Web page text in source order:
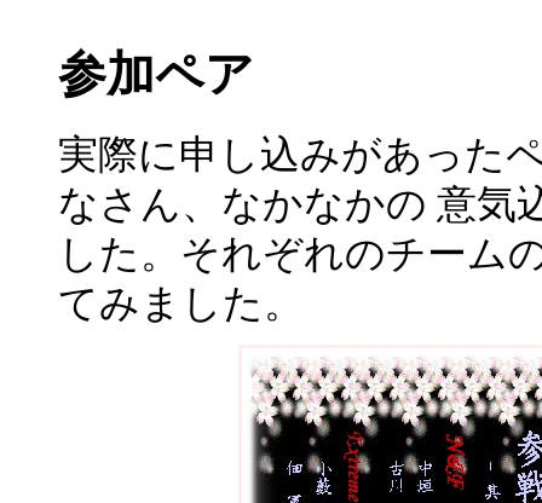
参加ペア
実際に申し込みがあった
なさん、なかなかの 意気
した。それぞれのチーム
てみました。